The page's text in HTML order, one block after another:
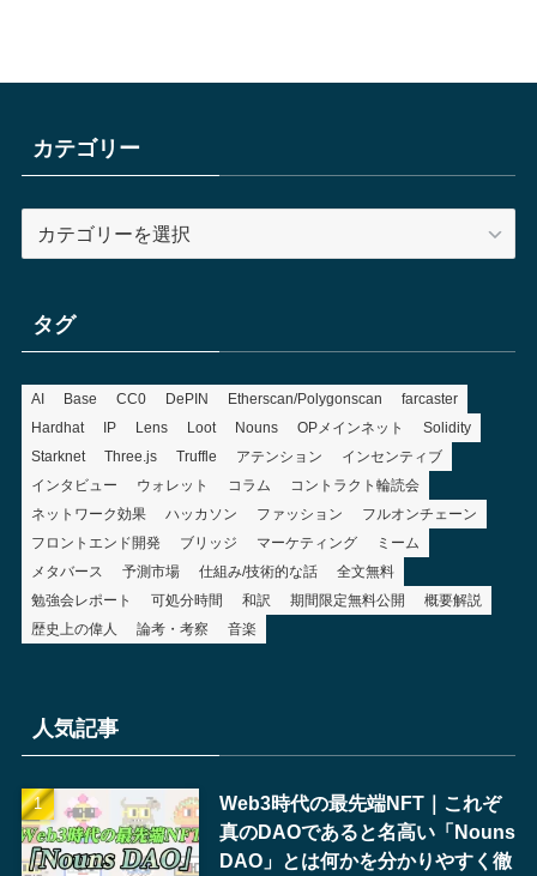
カテゴリー
テ
ー
タグ
AI Base CC0 DePIN Etherscan/Polygonscan
farcaster
Hardhat
IP Lens Loot Nouns OPメインネット
Solidity
Starknet
Three.js Truffle アテンション
インセンティブ
インタビュー
ウォレット コラム
コントラクト輪読会
ネットワーク効果
ハッカソン ファッション
フルオンチェーン
フロントエンド開発
ブリッジ マーケティング
ミーム
メタバース
予測市場 仕組み/技術的な話
全文無料
勉強会レポート
可処分時間 和訳 期間限定無料公開
概要解説
歴史上の偉人
論考・考察 音楽
人気記事
Web3時代の最先端NFT｜これぞ
真のDAOであると名高い「Nouns
DAO」とは何かを分かりやすく徹